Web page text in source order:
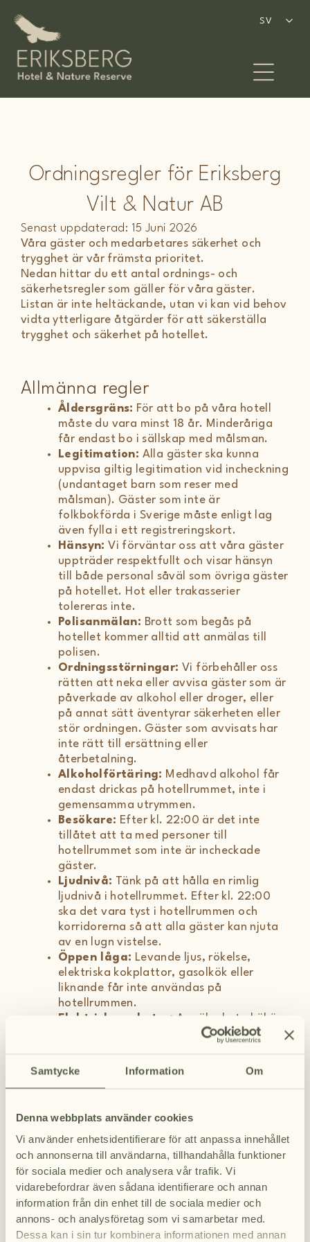
Samtycke Information Om
Denna webbplats använder cookies
Vi använder enhetsidentifierare för att anpassa innehållet
och annonserna till användarna, tillhandahålla funktioner
för sociala medier och analysera vår trafik. Vi
vidarebefordrar även sådana identifierare och annan
information från din enhet till de sociala medier och
annons- och analysföretag som vi samarbetar med.
Dessa kan i sin tur kombinera informationen med annan
innehåll
Ordningsregler för Eriksberg
Vilt & Natur AB
Senast uppdaterad: 15 Juni 2026
Våra gäster och medarbetares säkerhet och
trygghet är vår främsta prioritet.
Nedan hittar du ett antal ordnings- och
säkerhetsregler som gäller för våra gäster.
Listan är inte heltäckande, utan vi kan vid behov
vidta ytterligare åtgärder för att säkerställa
trygghet och säkerhet på hotellet.
Allmänna regler
Åldersgräns: För att bo på våra hotell
måste du vara minst 18 år. Minderåriga
får endast bo i sällskap med målsman.
Legitimation: Alla gäster ska kunna
uppvisa giltig legitimation vid incheckning
(undantaget barn som reser med
målsman). Gäster som inte är
folkbokförda i Sverige måste enligt lag
även fylla i ett registreringskort.
Hänsyn: Vi förväntar oss att våra gäster
uppträder respektfullt och visar hänsyn
till både personal såväl som övriga gäster
på hotellet. Hot eller trakasserier
tolereras inte.
Polisanmälan: Brott som begås på
hotellet kommer alltid att anmälas till
polisen.
Ordningsstörningar: Vi förbehåller oss
rätten att neka eller avvisa gäster som är
påverkade av alkohol eller droger, eller
på annat sätt äventyrar säkerheten eller
stör ordningen. Gäster som avvisats har
inte rätt till ersättning eller
återbetalning.
Alkoholförtäring: Medhavd alkohol får
endast drickas på hotellrummet, inte i
gemensamma utrymmen.
Besökare: Efter kl. 22:00 är det inte
tillåtet att ta med personer till
hotellrummet som inte är incheckade
gäster.
Ljudnivå: Tänk på att hålla en rimlig
ljudnivå i hotellrummet. Efter kl. 22:00
ska det vara tyst i hotellrummen och
korridorerna så att alla gäster kan njuta
av en lugn vistelse.
Öppen låga: Levande ljus, rökelse,
elektriska kokplattor, gasolkök eller
liknande får inte användas på
hotellrummen.
Elektriska enheter: Av säkerhetsskäl är
det förbjudet att ladda utrustning som
drönare eller liknande på hotellet. Dra
alltid ur kontakten till laddningsbara
Vapen:Det är inte tillåtet att ta med
vapen. Om du har jaktlicens och behöver
medföra ditt vapen, kontakta
receptionen innan ankomst.
IT-säkerhet:Användning av vårt nätverk
för olagliga aktiviteter eller på ett sätt
som äventyrar IT-säkerheten är förbjudet.
SV
SV